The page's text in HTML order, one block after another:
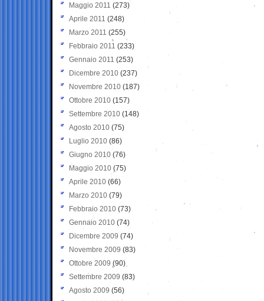
Maggio 2011 (273)
Aprile 2011 (248)
Marzo 2011 (255)
Febbraio 2011 (233)
Gennaio 2011 (253)
Dicembre 2010 (237)
Novembre 2010 (187)
Ottobre 2010 (157)
Settembre 2010 (148)
Agosto 2010 (75)
Luglio 2010 (86)
Giugno 2010 (76)
Maggio 2010 (75)
Aprile 2010 (66)
Marzo 2010 (79)
Febbraio 2010 (73)
Gennaio 2010 (74)
Dicembre 2009 (74)
Novembre 2009 (83)
Ottobre 2009 (90)
Settembre 2009 (83)
Agosto 2009 (56)